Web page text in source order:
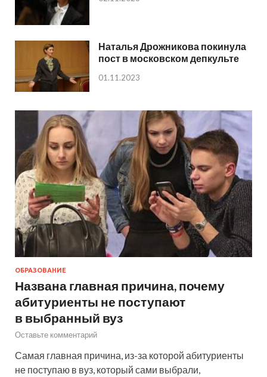
Наталья Дрожникова покинула
пост в московском депкульте
01.11.2023
ОБРАЗОВАНИЕ
Названа главная причина, почему
абитуриенты не поступают
в выбранный вуз
Оставьте комментарий
Самая главная причина, из-за которой абитуриенты
не поступаю в вуз, который сами выбрали,